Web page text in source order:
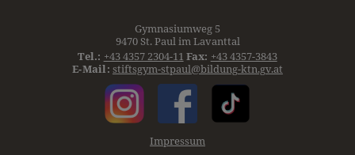
Gymnasiumweg 5
9470 St. Paul im Lavanttal
Tel.: +43 4357 2304-11 Fax: +43 4357-3843
E-Mail: stiftsgym-stpaul@bildung-ktn.gv.at
Impressum